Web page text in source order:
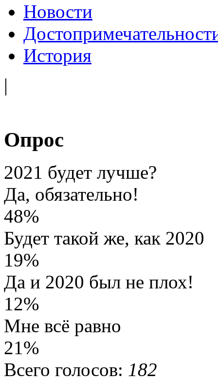
Новости
История
|
Опрос
2021 будет лучше?
Да, обязательно!
48%
Будет такой же, как 2020
19%
Да и 2020 был не плох!
12%
Мне всё равно
21%
Всего голосов: 182